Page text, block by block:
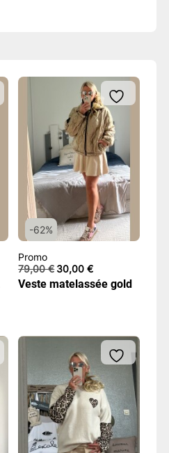
-62%
Promo
79,00€ Le
prix
initial
30,00€Le
prix
actuel
Veste matelassée gold